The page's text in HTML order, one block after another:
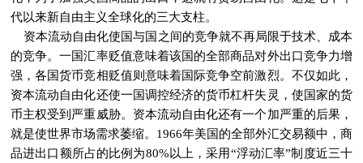
代以来新自由主义全球化的三大支柱。
资本流动自由化使国与国之间的竞争就不再局限于技术、成本
的竞争。一国汇率贬值意味着该国的全部商品对外出口竞争力增
强，各国货币竞相贬值则意味着国际竞争空前激烈。不仅如此，
资本流动自由化还使一国调控经济的货币杠杆失灵，使国家的货
币主权受到严重威胁。资本流动自由化还有一个加严重的后果，
就是使世界市场需求萎缩。1966年美国的全部外汇交易额中，商
品进出口额所占的比例为80%以上，采用“浮动汇率”制度近三十